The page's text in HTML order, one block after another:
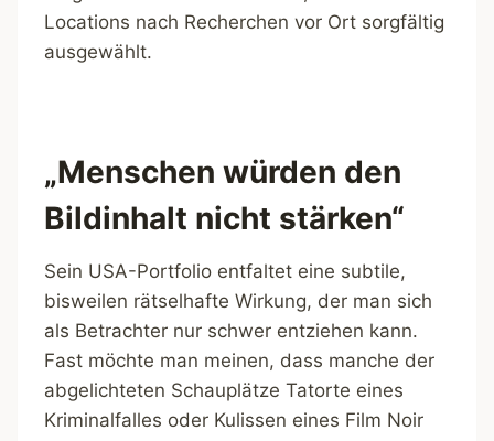
Locations nach Recherchen vor Ort sorgfältig
ausgewählt.
„Menschen würden den
Bildinhalt nicht stärken“
Sein USA-Portfolio entfaltet eine subtile,
bisweilen rätselhafte Wirkung, der man sich
als Betrachter nur schwer entziehen kann.
Fast möchte man meinen, dass manche der
abgelichteten Schauplätze Tatorte eines
Kriminalfalles oder Kulissen eines Film Noir